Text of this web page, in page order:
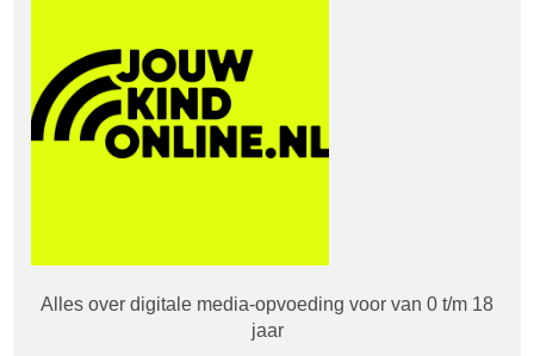
Alles over digitale media-opvoeding voor van 0 t/m 18
jaar